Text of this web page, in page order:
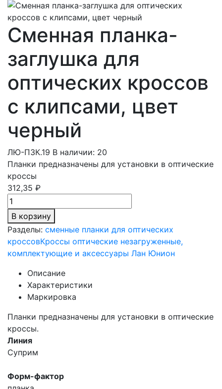
Сменная планка-
заглушка для
оптических кроссов
с клипсами, цвет
черный
ЛЮ-ПЗК.19 В наличии: 20
Планки предназначены для установки в оптические
кроссы
312,35 ₽
В корзину
Разделы: сменные планки для оптических
кроссовКроссы оптические незагруженные,
комплектующие и аксессуары Лан Юнион
Описание
Характеристики
Маркировка
Планки предназначены для установки в оптические
кроссы.
Линия
Суприм
Форм-фактор